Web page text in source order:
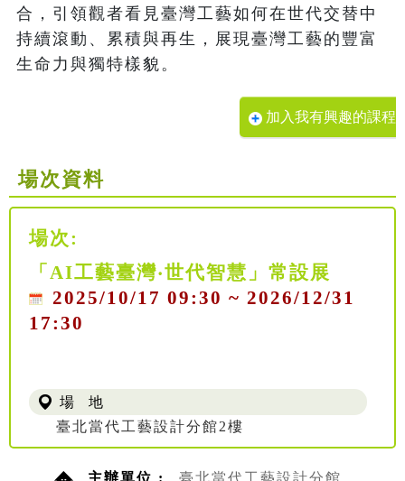
合，引領觀者看見臺灣工藝如何在世代交替中
持續滾動、累積與再生，展現臺灣工藝的豐富
加入我有興趣的課程
場次資料
場次:
「AI工藝臺灣‧世代智慧」常設展
2025/10/17 09:30 ~ 2026/12/31
17:30
場 地
臺北當代工藝設計分館2樓